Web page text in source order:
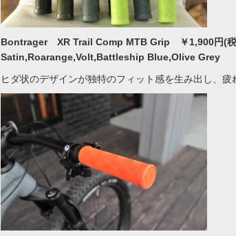
Bontrager XR Trail Comp MTB Grip ￥1,900円(
Satin,Roarange,Volt,Battleship Blue,Olive Grey
ヒダ状のデザインが独特のフィット感を生み出し、